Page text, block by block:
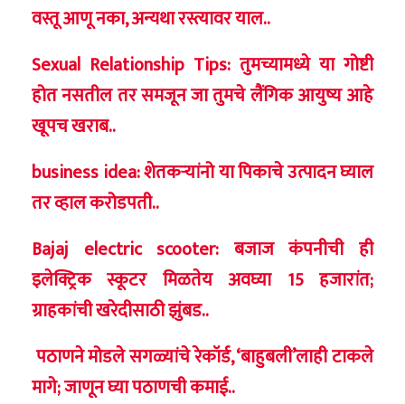
वस्तू आणू नका, अन्यथा रस्त्यावर याल..
Sexual Relationship Tips: तुमच्यामध्ये या गोष्टी
होत नसतील तर समजून जा तुमचे लैंगिक आयुष्य आहे
खूपच खराब..
business idea: शेतकऱ्यांनो या पिकाचे उत्पादन घ्याल
तर व्हाल करोडपती..
Bajaj electric scooter: बजाज कंपनीची ही
इलेक्ट्रिक स्कूटर मिळतेय अवघ्या 15 हजारांत;
ग्राहकांची खरेदीसाठी झुंबड..
पठाणने मोडले सगळ्यांचे रेकॉर्ड, ‘बाहुबली’लाही टाकले
मागे; जाणून घ्या पठाणची कमाई..